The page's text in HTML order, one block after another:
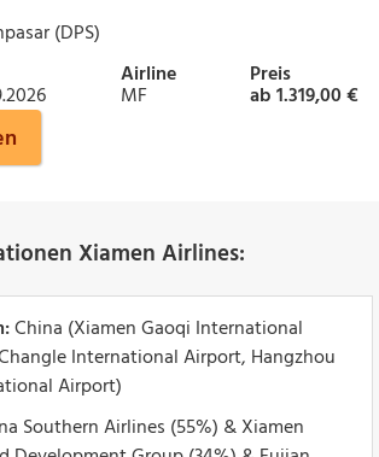
(DPS)
Airline
MF
Preis
ab 1.319,00 €
Xiamen Airlines:
China (Xiamen Gaoqi International
International Airport, Hangzhou
Airport)
Southern Airlines (55%) & Xiamen